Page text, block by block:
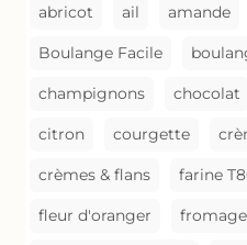
abricot ail amande
Boulange Facile
champignons chocolat
citron courgette
crèmes & flans farine
fleur d'oranger fromage